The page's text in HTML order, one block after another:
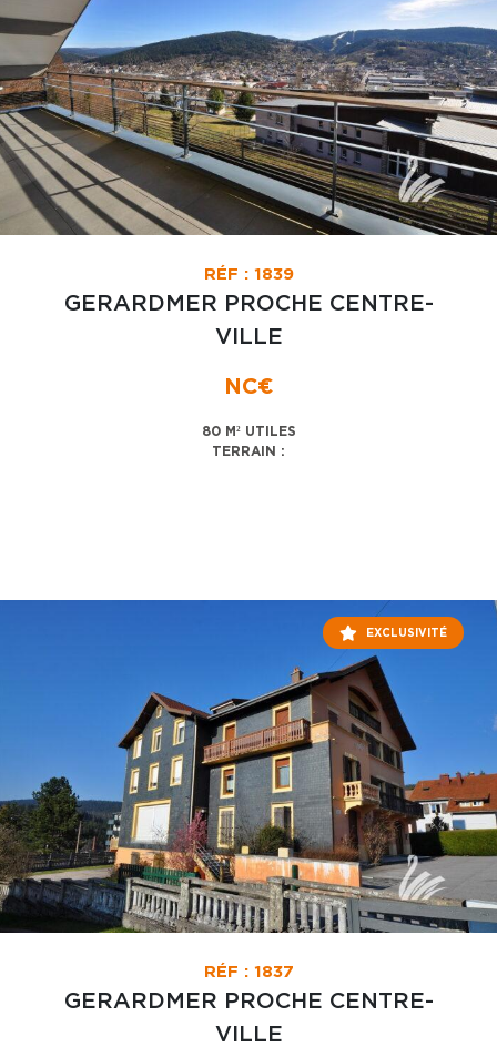
RÉF : 1839
GERARDMER PROCHE CENTRE-
VILLE
NC€
80 M² UTILES
TERRAIN :
EXCLUSIVITÉ
RÉF : 1837
GERARDMER PROCHE CENTRE-
VILLE